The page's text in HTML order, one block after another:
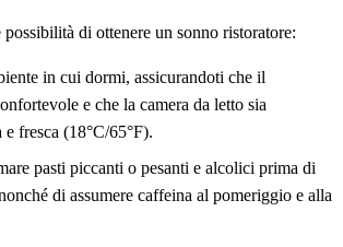
di ottenere un sonno ristoratore:
in cui dormi, assicurandoti che il
e che la camera da letto sia
fresca (18°C/65°F).
pasti piccanti o pesanti e alcolici prima di
di assumere caffeina al pomeriggio e alla